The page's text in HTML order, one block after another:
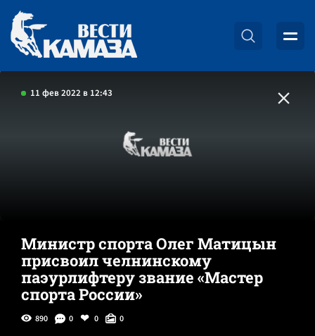
11 фев 2022 в 12:43
Министр спорта Олег Матицын
присвоил челнинскому
паэурлифтеру звание «Мастер
спорта России»
890 0 0 0